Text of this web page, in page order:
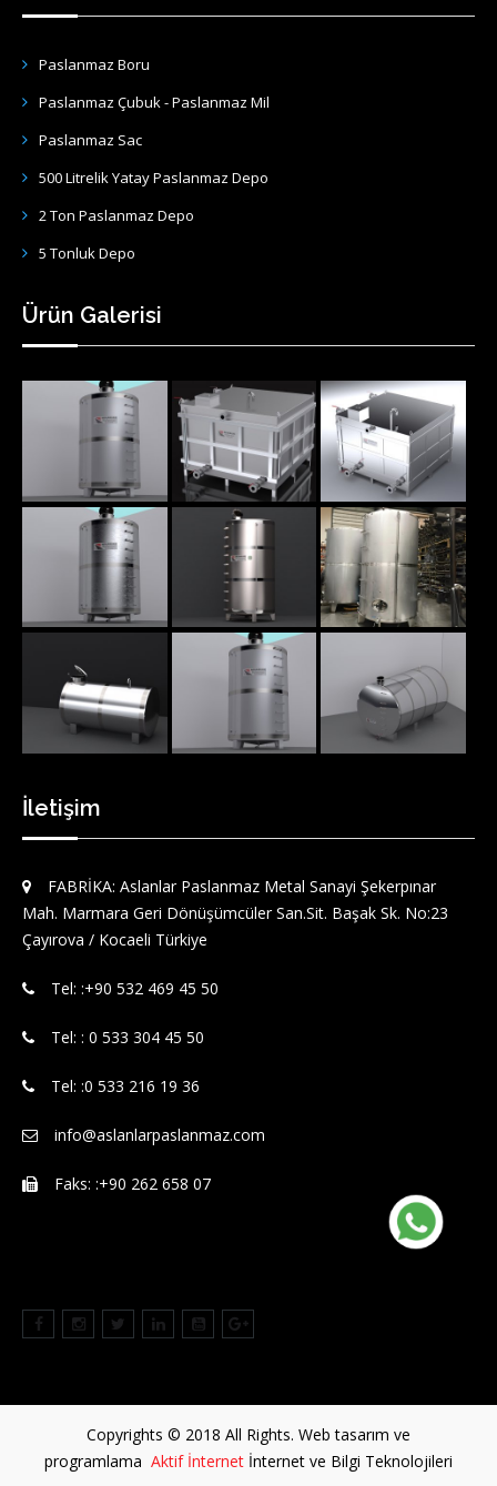
Paslanmaz Boru
Paslanmaz Çubuk - Paslanmaz Mil
Paslanmaz Sac
500 Litrelik Yatay Paslanmaz Depo
2 Ton Paslanmaz Depo
5 Tonluk Depo
Ürün Galerisi
İletişim
FABRİKA: Aslanlar Paslanmaz Metal Sanayi Şekerpınar
Mah. Marmara Geri Dönüşümcüler San.Sit. Başak Sk. No:23
Çayırova / Kocaeli Türkiye
Tel: :‪+90 532 469 45 50‬
Tel: : 0 533 304 45 50
Tel: :0 533 216 19 36
info@aslanlarpaslanmaz.com
Faks: :+90 262 658 07
Copyrights © 2018 All Rights. Web tasarım ve
programlama Aktif İnternet İnternet ve Bilgi Teknolojileri